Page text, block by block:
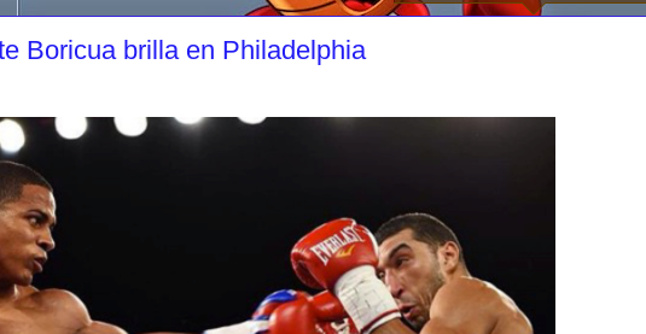
Boricua brilla en Philadelphia